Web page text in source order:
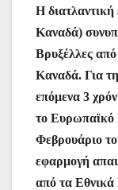
e
b
o
o
k
H
Καναδά)
Βρυξέλλες
Καναδά. Για
επόμενα 3
το Ευρωπαϊκό
Φεβρουάριο
εφαρμογή
από τα